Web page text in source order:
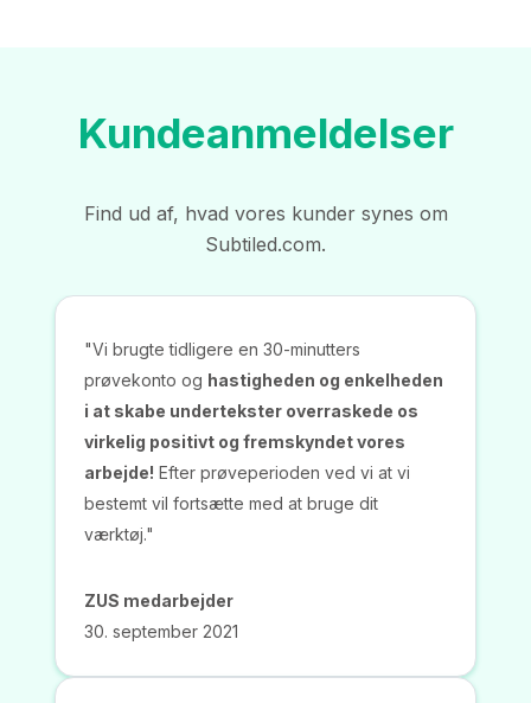
Kundeanmeldelser
Find ud af, hvad vores kunder synes om
Subtiled.com.
"Vi brugte tidligere en 30-minutters
prøvekonto og hastigheden og enkelheden
i at skabe undertekster overraskede os
virkelig positivt og fremskyndet vores
arbejde! Efter prøveperioden ved vi at vi
bestemt vil fortsætte med at bruge dit
værktøj."
ZUS medarbejder
30. september 2021